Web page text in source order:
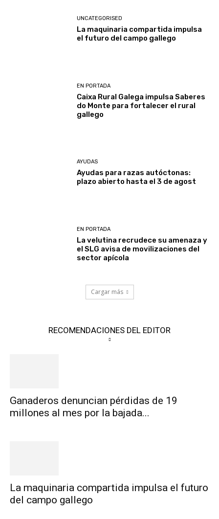
UNCATEGORISED
La maquinaria compartida impulsa
el futuro del campo gallego
EN PORTADA
Caixa Rural Galega impulsa Saberes
do Monte para fortalecer el rural
gallego
AYUDAS
Ayudas para razas autóctonas:
plazo abierto hasta el 3 de agost
EN PORTADA
La velutina recrudece su amenaza y
el SLG avisa de movilizaciones del
sector apícola
Cargar más
RECOMENDACIONES DEL EDITOR
Ganaderos denuncian pérdidas de 19
millones al mes por la bajada...
La maquinaria compartida impulsa el futuro
del campo gallego